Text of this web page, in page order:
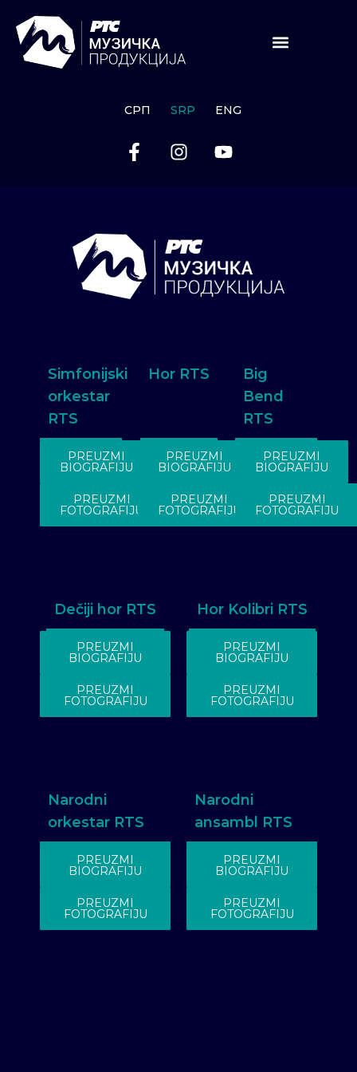
СРП SRP ENG
Simfonijski
orkestar
RTS
PREUZMI
BIOGRAFIJU
PREUZMI
FOTOGRAFIJU
Hor RTS
PREUZMI
BIOGRAFIJU
PREUZMI
FOTOGRAFIJU
Big
Bend
RTS
PREUZMI
BIOGRAFIJU
PREUZMI
FOTOGRAFIJU
Dečiji hor RTS
PREUZMI
BIOGRAFIJU
PREUZMI
FOTOGRAFIJU
Hor Kolibri RTS
PREUZMI
BIOGRAFIJU
PREUZMI
FOTOGRAFIJU
Narodni
orkestar RTS
PREUZMI
BIOGRAFIJU
PREUZMI
FOTOGRAFIJU
Narodni
ansambl RTS
PREUZMI
BIOGRAFIJU
PREUZMI
FOTOGRAFIJU